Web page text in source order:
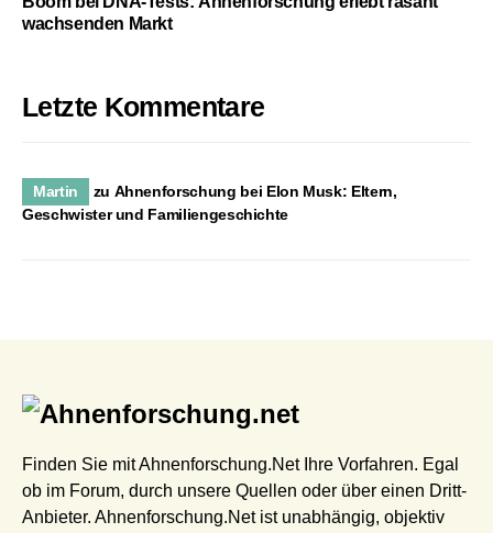
wachsenden Markt
Letzte Kommentare
Martin zu Ahnenforschung bei Elon Musk: Eltern,
Geschwister und Familiengeschichte
Finden Sie mit Ahnenforschung.Net Ihre Vorfahren. Egal
ob im Forum, durch unsere Quellen oder über einen Dritt-
Anbieter. Ahnenforschung.Net ist unabhängig, objektiv